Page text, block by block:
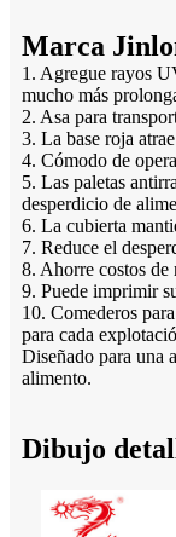
Marca
1. Agregue rayos
mucho más
2. Asa para
3. La base roja
4. Cómodo de
5. Las paletas
desperdicio de
6. La cubierta
7. Reduce el
8. Ahorre costos de
9. Puede imprimir
10. Comederos
para cada
Diseñado para una
alimento.
Dibujo